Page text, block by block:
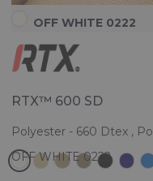
OFF WHITE 0222
RTX™ 600 SD
Polyester - 660 Dtex ,